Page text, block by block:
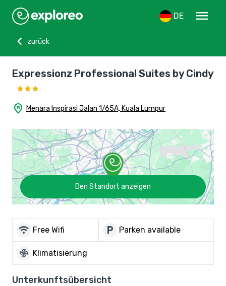
DE
menu
chevron_left
zurück
Expressionz Professional Suites by Cindy
home_pin Menara Inspirasi Jalan 1/65A, Kuala Lumpur
Den Standort anzeigen
wifi Free Wifi local_parking Parken available
mode_fan Klimatisierung
Unterkunftsübersicht